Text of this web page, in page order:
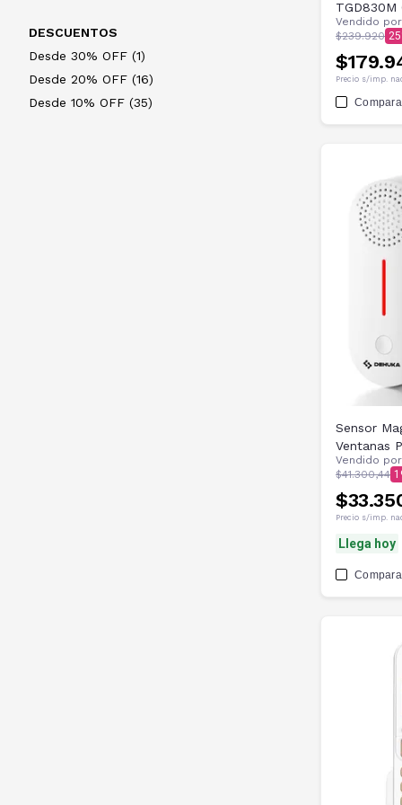
DESCUENTOS
Desde 30% OFF (1)
Desde 20% OFF (16)
Desde 10% OFF (35)
TGD830M
Vendido por
$239.920 25
Precio s/imp.
Sensor
Ventanas
Vendido por
$41.300,44
Precio s/imp.
Llega hoy